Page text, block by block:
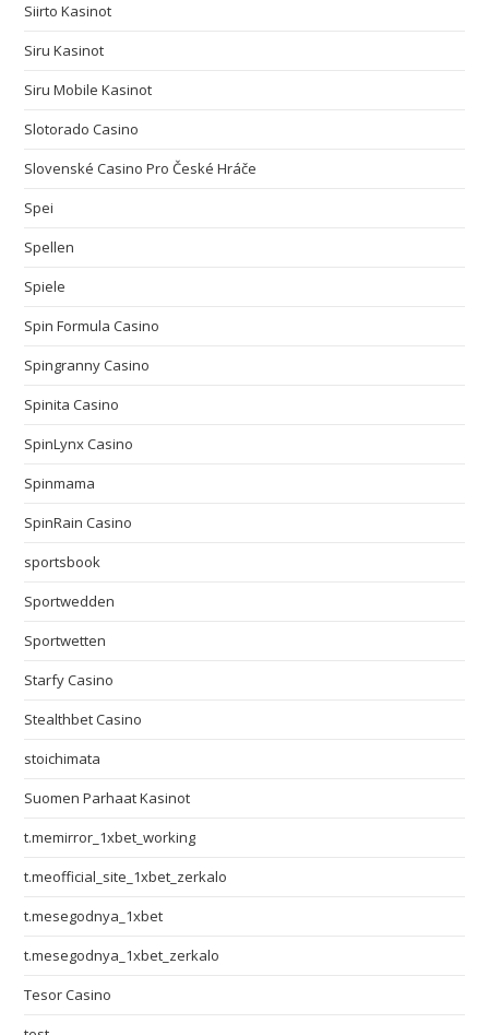
Siirto Kasinot
Siru Kasinot
Siru Mobile Kasinot
Slotorado Casino
Slovenské Casino Pro České Hráče
Spei
Spellen
Spiele
Spin Formula Casino
Spingranny Casino
Spinita Casino
SpinLynx Casino
Spinmama
SpinRain Casino
sportsbook
Sportwedden
Sportwetten
Starfy Casino
Stealthbet Casino
stoichimata
Suomen Parhaat Kasinot
t.memirror_1xbet_working
t.meofficial_site_1xbet_zerkalo
t.mesegodnya_1xbet
t.mesegodnya_1xbet_zerkalo
Tesor Casino